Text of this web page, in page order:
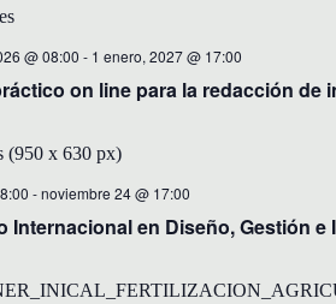
@ 08:00 - 1 enero, 2027 @ 17:00
on line para la redacción de
-noviembre 24 @ 17:00
Internacional en Diseño, Gestión